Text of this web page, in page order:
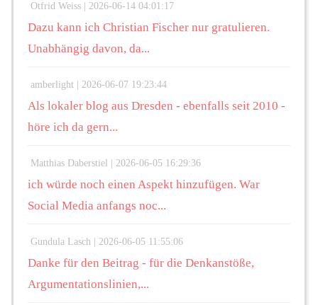
Otfrid Weiss | 2026-06-14 04:01:17
Dazu kann ich Christian Fischer nur gratulieren.
Unabhängig davon, da...
amberlight | 2026-06-07 19:23:44
Als lokaler blog aus Dresden - ebenfalls seit 2010 -
höre ich da gern...
Matthias Daberstiel | 2026-06-05 16:29:36
ich würde noch einen Aspekt hinzufügen. War
Social Media anfangs noc...
Gundula Lasch | 2026-06-05 11:55:06
Danke für den Beitrag - für die Denkanstöße,
Argumentationslinien,...